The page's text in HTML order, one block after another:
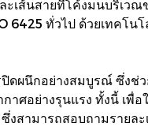
เส้นสายที่โค้งมนบริเวณ
6425 ทั่วไป ด้วยเทคโน
ดผนึกอย่างสมบูรณ์ ซึ่งช่ว
ศอย่างรุนแรง ทั้งนี้ เพื่อ
งสามารถสอบถามรายละ